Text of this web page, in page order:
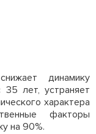
динамику
лет, устраняет
характера
факторы
на 90%.